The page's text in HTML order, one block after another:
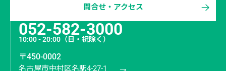
問合せ・アクセス
052-582-3000
10:00 - 20:00 （日・祝除く）
〒450-0002
名古屋市中村区名駅4-27-1